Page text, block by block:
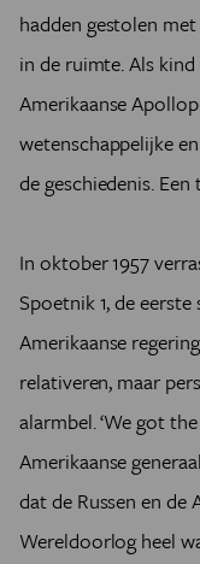
hadden gestolen
in de ruimte. Als
Amerikaanse
wetenschappelijke
de geschiedenis.
In oktober 1957
Spoetnik 1, de
Amerikaanse
relativeren, maar
alarmbel. ‘We got
Amerikaanse
dat de Russen en de
Wereldoorlog heel